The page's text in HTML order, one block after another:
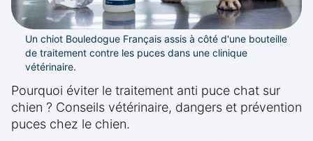
Un chiot Bouledogue Français assis à côté d'une bouteille
de traitement contre les puces dans une clinique
vétérinaire.
Pourquoi éviter le traitement anti puce chat sur
chien ? Conseils vétérinaire, dangers et prévention
puces chez le chien.